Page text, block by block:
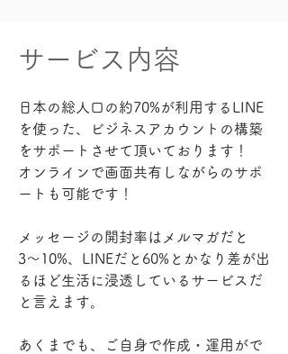
​サービス内容
日本の総人口の約70%が利用するLINE
を使った、ビジネスアカウントの構築
をサポートさせて頂いております！
オンラインで画面共有しながらのサポ
ートも可能です！
メッセージの開封率はメルマガだと
3〜10%、LINEだと60%とかなり差が出
るほど生活に浸透しているサービスだ
と言えます。
あくまでも、ご自身で作成・運用がで